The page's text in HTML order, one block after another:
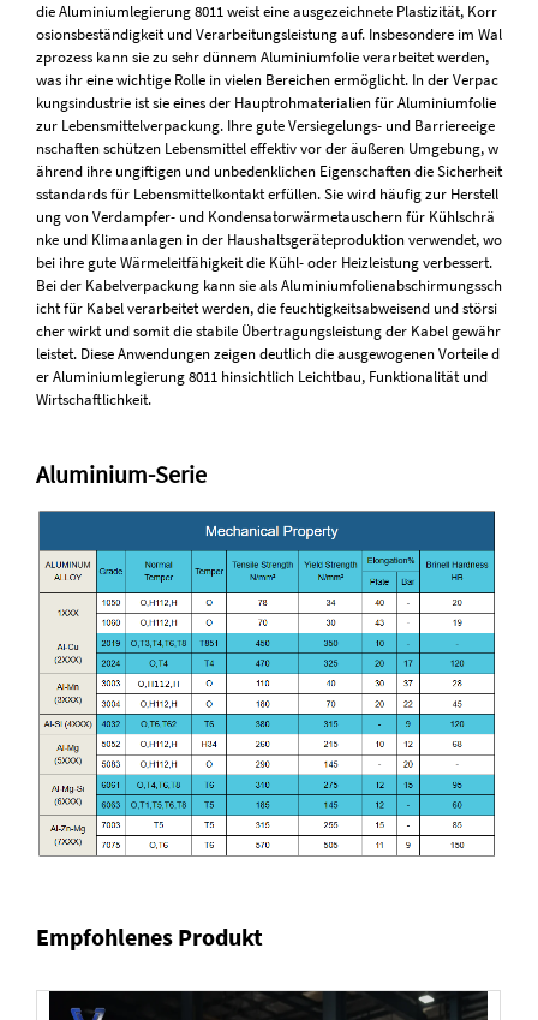
die Aluminiumlegierung 8011 weist eine ausgezeichnete Plastizität, Korr
osionsbeständigkeit und Verarbeitungsleistung auf. Insbesondere im Wal
zprozess kann sie zu sehr dünnem Aluminiumfolie verarbeitet werden,
was ihr eine wichtige Rolle in vielen Bereichen ermöglicht. In der Verpac
kungsindustrie ist sie eines der Hauptrohmaterialien für Aluminiumfolie
zur Lebensmittelverpackung. Ihre gute Versiegelungs- und Barriereeige
nschaften schützen Lebensmittel effektiv vor der äußeren Umgebung, w
ährend ihre ungiftigen und unbedenklichen Eigenschaften die Sicherheit
sstandards für Lebensmittelkontakt erfüllen. Sie wird häufig zur Herstell
ung von Verdampfer- und Kondensatorwärmetauschern für Kühlschrä
nke und Klimaanlagen in der Haushaltsgeräteproduktion verwendet, wo
bei ihre gute Wärmeleitfähigkeit die Kühl- oder Heizleistung verbessert.
Bei der Kabelverpackung kann sie als Aluminiumfolienabschirmungssch
icht für Kabel verarbeitet werden, die feuchtigkeitsabweisend und störsi
cher wirkt und somit die stabile Übertragungsleistung der Kabel gewähr
leistet. Diese Anwendungen zeigen deutlich die ausgewogenen Vorteile d
er Aluminiumlegierung 8011 hinsichtlich Leichtbau, Funktionalität und
Wirtschaftlichkeit.
Aluminium-Serie
Empfohlenes Produkt